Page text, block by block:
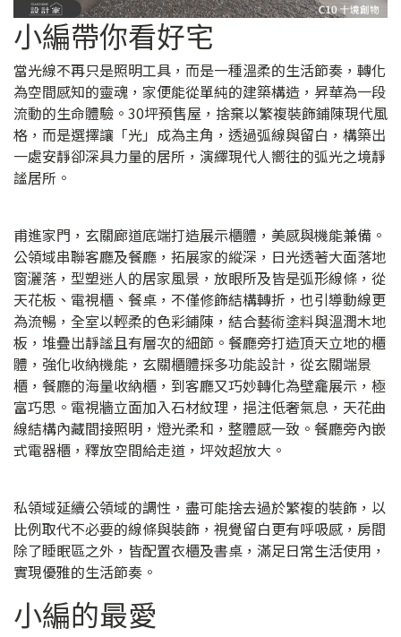
小編帶你看好宅
當光線不再只是照明工具，而是一種溫柔的生活節奏，轉化
為空間感知的靈魂，家便能從單純的建築構造，昇華為一段
流動的生命體驗。30坪預售屋，捨棄以繁複裝飾鋪陳現代風
格，而是選擇讓「光」成為主角，透過弧線與留白，構築出
一處安靜卻深具力量的居所，演繹現代人嚮往的弧光之境靜
謐居所。
甫進家門，玄關廊道底端打造展示櫃體，美感與機能兼備。
公領域串聯客廳及餐廳，拓展家的縱深，日光透著大面落地
窗灑落，型塑迷人的居家風景，放眼所及皆是弧形線條，從
天花板、電視櫃、餐桌，不僅修飾結構轉折，也引導動線更
為流暢，全室以輕柔的色彩鋪陳，結合藝術塗料與溫潤木地
板，堆疊出靜謐且有層次的細節。餐廳旁打造頂天立地的櫃
體，強化收納機能，玄關櫃體採多功能設計，從玄關端景
櫃，餐廳的海量收納櫃，到客廳又巧妙轉化為壁龕展示，極
富巧思。電視牆立面加入石材紋理，挹注低奢氣息，天花曲
線結構內藏間接照明，燈光柔和，整體感一致。餐廳旁內嵌
式電器櫃，釋放空間給走道，坪效超放大。
私領域延續公領域的調性，盡可能捨去過於繁複的裝飾，以
比例取代不必要的線條與裝飾，視覺留白更有呼吸感，房間
除了睡眠區之外，皆配置衣櫃及書桌，滿足日常生活使用，
實現優雅的生活節奏。
小編的最愛